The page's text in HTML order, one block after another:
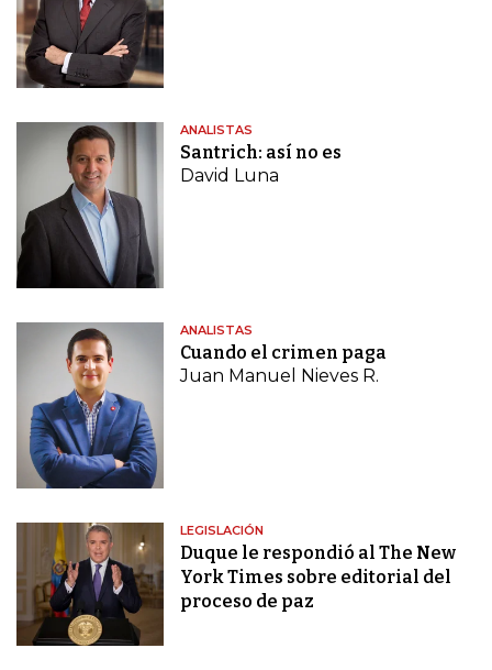
ANALISTAS
Santrich: así no es
David Luna
ANALISTAS
Cuando el crimen paga
Juan Manuel Nieves R.
LEGISLACIÓN
Duque le respondió al The New
York Times sobre editorial del
proceso de paz